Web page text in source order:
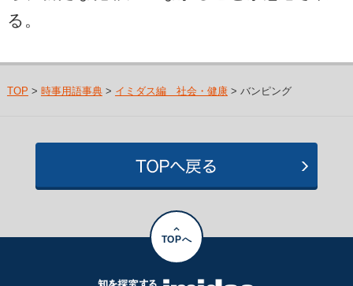
る。
TOP > 時事用語事典> イミダス編 社会・健康> バンピング
TOPへ